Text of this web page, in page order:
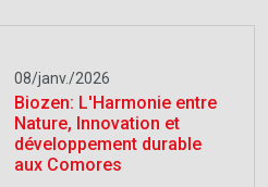
08/janv./2026
Biozen: L'Harmonie entre
Nature, Innovation et
développement durable
aux Comores